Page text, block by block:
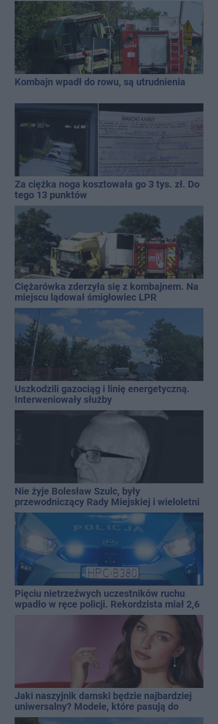
Kombajn wpadł do rowu, są utrudnienia
Za ciężka noga kosztowała go 3 tys. zł. Do
tego 13 punktów
Ciężarówka zderzyła się z kombajnem. Na
miejscu lądował śmigłowiec LPR
Uszkodzili gazociąg i linię energetyczną.
Interweniowały służby
Nie żyje Bolesław Szulc, były
przewodniczący Rady Miejskiej i wieloletni
dyrektor SP 14
Pięciu nietrzeźwych uczestników ruchu
wpadło w ręce policji. Rekordzista miał 2,6
Jaki naszyjnik damski będzie najbardziej
uniwersalny? Modele, które pasują do
wielu stylizacji